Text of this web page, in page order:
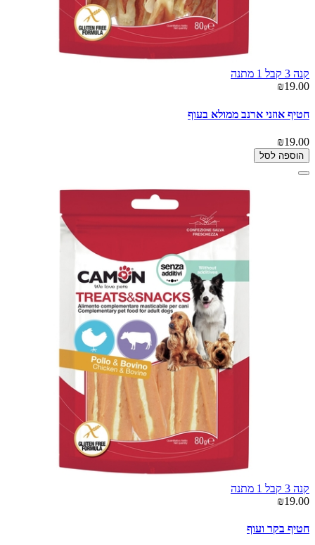
קנה 3 קבל 1 מתנה
₪19.00
חטיף אוזני ארנב ממולא בעוף
₪19.00
הוספה לסל
קנה 3 קבל 1 מתנה
₪19.00
חטיף בקר ועוף